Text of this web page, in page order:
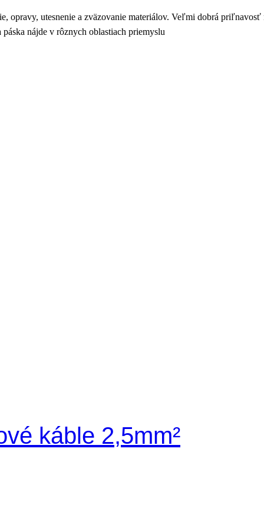
opravy, utesnenie a zväzovanie materiálov. Veľmi dobrá
nájde v rôznych oblastiach priemyslu
káble 2,5mm²